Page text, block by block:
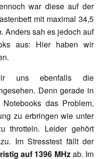
war diese auf der
mit maximal 34,5
Anders sah es jedoch auf
aus: Hier haben wir
uns ebenfalls die
Denn gerade in
das Problem,
zu erbringen wie unter
throtteln. Leider gehört
Im Stresstest fällt der
auf 1396 MHzab. Im